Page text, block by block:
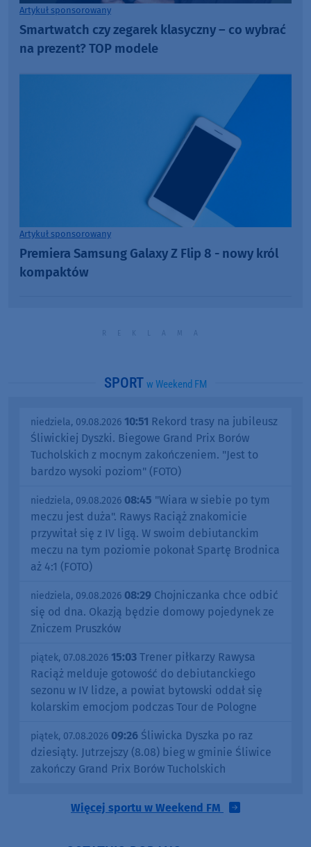
Artykuł sponsorowany
Smartwatch czy zegarek klasyczny – co wybrać
na prezent? TOP modele
Artykuł sponsorowany
Premiera Samsung Galaxy Z Flip 8 - nowy król
kompaktów
SPORT w Weekend FM
niedziela, 09.08.2026 10:51 Rekord trasy na jubileusz
Śliwickiej Dyszki. Biegowe Grand Prix Borów
Tucholskich z mocnym zakończeniem. "Jest to
bardzo wysoki poziom" (FOTO)
niedziela, 09.08.2026 08:45 "Wiara w siebie po tym
meczu jest duża". Rawys Raciąż znakomicie
przywitał się z IV ligą. W swoim debiutanckim
meczu na tym poziomie pokonał Spartę Brodnica
aż 4:1 (FOTO)
niedziela, 09.08.2026 08:29 Chojniczanka chce odbić
się od dna. Okazją będzie domowy pojedynek ze
Zniczem Pruszków
piątek, 07.08.2026 15:03 Trener piłkarzy Rawysa
Raciąż melduje gotowość do debiutanckiego
sezonu w IV lidze, a powiat bytowski oddał się
kolarskim emocjom podczas Tour de Pologne
piątek, 07.08.2026 09:26 Śliwicka Dyszka po raz
dziesiąty. Jutrzejszy (8.08) bieg w gminie Śliwice
zakończy Grand Prix Borów Tucholskich
Więcej sportu w Weekend FM